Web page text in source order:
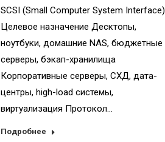
SCSI (Small Computer System Interface)
Целевое назначение Десктопы,
ноутбуки, домашние NAS, бюджетные
серверы, бэкап-хранилища
Корпоративные серверы, СХД, дата-
центры, high-load системы,
виртуализация Протокол…
Подробнее